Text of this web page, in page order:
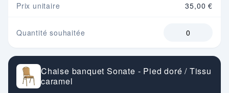
Prix unitaire 35,00 €
Quantité souhaitée
Chaise banquet Sonate - Pied doré / Tissu
caramel